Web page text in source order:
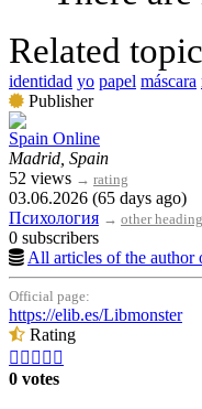
Related
identidad yo papel máscara
Publisher
Spain Online
Madrid, Spain
52 views → rating
03.06.2026 (65 days ago)
Психология → other
0 subscribers
All articles of the author
Official page:
https://elib.es/Libmonster
Rating
    
0 votes